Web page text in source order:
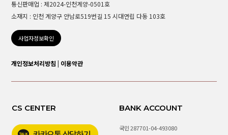
통신판매업 : 제2024-인천계양-0501호
소재지 : 인천 계양구 안남로519번길 15 시대연립 다동 103호
사업자정보확인
개인정보처리방침 이용약관
CS CENTER BANK ACCOUNT
국민 287701-04-493080